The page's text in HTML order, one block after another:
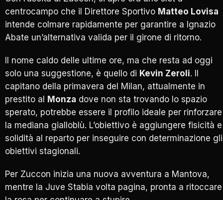
centrocampo che il Direttore Sportivo Matteo Lovisa
intende colmare rapidamente per garantire a Ignazio
Abate un’alternativa valida per il girone di ritorno.
Il nome caldo delle ultime ore, ma che resta ad oggi
solo una suggestione, è quello di Kevin Zeroli. Il
capitano della primavera del Milan, attualmente in
prestito al
Monza dove non sta trovando lo spazio
sperato, potrebbe essere il profilo ideale per rinforzare
la mediana gialloblù. L’obiettivo è aggiungere fisicità e
solidità al reparto per inseguire con determinazione gli
obiettivi stagionali.
Per Zuccon inizia una nuova avventura a Mantova,
mentre la Juve Stabia volta pagina, pronta a ritoccare